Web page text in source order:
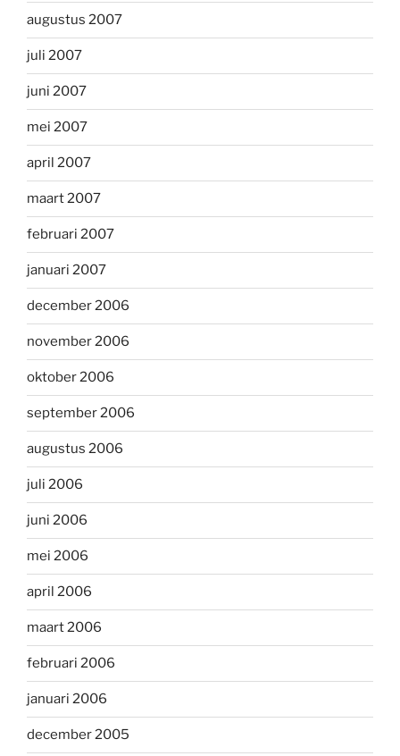
augustus 2007
juli 2007
juni 2007
mei 2007
april 2007
maart 2007
februari 2007
januari 2007
december 2006
november 2006
oktober 2006
september 2006
augustus 2006
juli 2006
juni 2006
mei 2006
april 2006
maart 2006
februari 2006
januari 2006
december 2005